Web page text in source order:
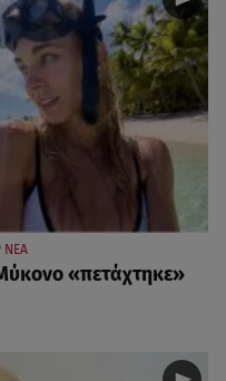
ΝΕΑ
«πετάχτηκε»